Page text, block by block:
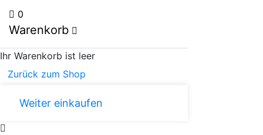
0
Warenkorb
Ihr Warenkorb ist leer
Zurück zum Shop
Weiter einkaufen